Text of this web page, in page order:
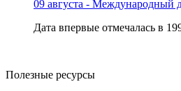
09 августа - Международный
Дата впервые отмечалась в
Полезные ресурсы